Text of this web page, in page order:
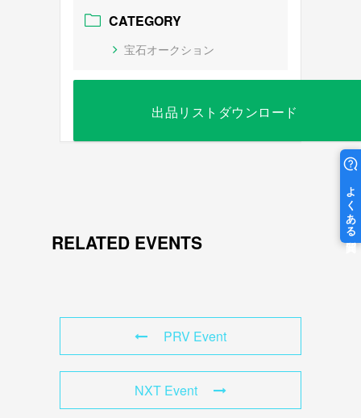
CATEGORY
宝石オークション
出品リストダウンロード
RELATED EVENTS
PRV Event
NXT Event